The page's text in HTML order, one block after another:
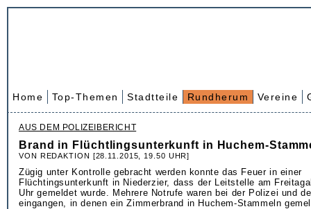
Home Top-Themen Stadtteile Rundherum Vereine
AUS DEM POLIZEIBERICHT
Brand in Flüchtlingsunterkunft in Huchem-
VON REDAKTION [28.11.2015, 19.50 UHR]
Zügig unter Kontrolle gebracht werden konnte das Feuer in einer
Flüchtingsunterkunft in Niederzier, dass der Leitstelle am
Uhr gemeldet wurde. Mehrere Notrufe waren bei der Polizei und
eingangen, in denen ein Zimmerbrand in Huchem-Stammeln